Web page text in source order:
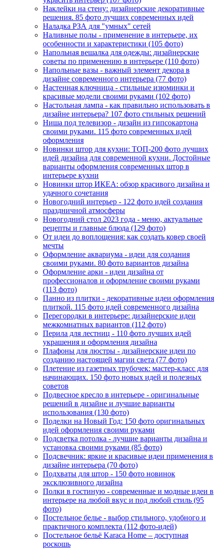
Наклейки на стену: дизайнерские декоративные
решения. 85 фото лучших современных идей
Наладка РЗА для "умных" сетей
Наливные полы - применение в интерьере, их
особенности и характеристики (105 фото)
Напольная вешалка для одежды: дизайнерские
советы по применению в интерьере (110 фото)
Напольные вазы - важный элемент декора в
дизайне современного интерьера (77 фото)
Настенная ключница - стильные изюминки и
красивые модели своими руками (102 фото)
Настольная лампа - как правильно использовать в
дизайне интерьера? 107 фото стильных решений
Ниша под телевизор - дизайн из гипсокартона
своими руками. 115 фото современных идей
оформления
Новинки штор для кухни: ТОП-200 фото лучших
идей дизайна для современной кухни. Достойные
варианты оформления современных штор в
интерьере кухни
Новинки штор ИКЕА: обзор красивого дизайна и
удачного сочетания
Новогодний интерьер - 122 фото идей создания
праздничной атмосферы
Новогодний стол 2023 года - меню, актуальные
рецепты и главные блюда (129 фото)
От идеи до воплощения: как создать ковер своей
мечты
Оформление аквариума - идеи для создания
своими руками. 80 фото вариантов дизайна
Оформление арки - идеи дизайна от
профессионалов и оформление своими руками
(113 фото)
Панно из плитки - декоративные идеи оформления
плиткой. 115 фото идей современного дизайна
Перегородки в интерьере: дизайнерские идеи
межкомнатных вариантов (112 фото)
Перила для лестниц - 110 фото лучших идей
украшения и оформления дизайна
Плафоны для люстры - дизайнерские идеи по
созданию настоящей магии света (77 фото)
Плетение из газетных трубочек: мастер-класс для
начинающих. 150 фото новых идей и полезных
советов
Подвесное кресло в интерьере - оригинальные
решений в дизайне и лучшие варианты
использования (130 фото)
Поделки на Новый Год: 150 фото оригинальных
идей оформления своими руками
Подсветка потолка - лучшие варианты дизайна и
установка своими руками (85 фото)
Подсвечник: яркие и красивые идеи применения в
дизайне интерьера (70 фото)
Подхваты для штор - 150 фото новинок
эксклюзивного дизайна
Полки в гостиную - современные и модные идеи в
интерьере на любой вкус и под любой стиль (95
фото)
Постельное белье - выбор стильного, удобного и
практичного комплекта (112 фото-идей)
Постельное бельё Karaca Home – доступная
роскошь